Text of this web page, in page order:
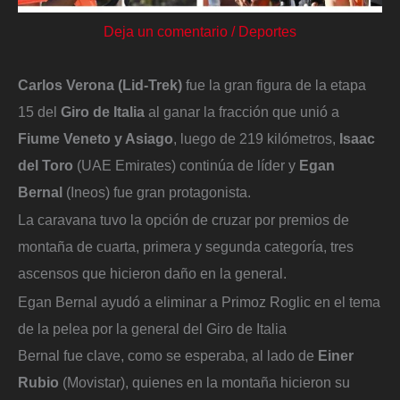
Deja un comentario / Deportes
Carlos Verona (Lid-Trek) fue la gran figura de la etapa
15 del Giro de Italia al ganar la fracción que unió a
Fiume Veneto y Asiago, luego de 219 kilómetros, Isaac
del Toro (UAE Emirates) continúa de líder y Egan
Bernal (Ineos) fue gran protagonista.
La caravana tuvo la opción de cruzar por premios de
montaña de cuarta, primera y segunda categoría, tres
ascensos que hicieron daño en la general.
Egan Bernal ayudó a eliminar a Primoz Roglic en el tema
de la pelea por la general del Giro de Italia
Bernal fue clave, como se esperaba, al lado de Einer
Rubio (Movistar), quienes en la montaña hicieron su